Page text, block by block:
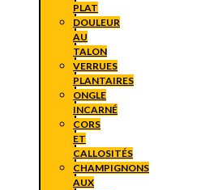
PLAT
DOULEUR
AU
TALON
VERRUES
PLANTAIRES
ONGLE
INCARNÉ
CORS
ET
CALLOSITÉS
CHAMPIGNONS
AUX